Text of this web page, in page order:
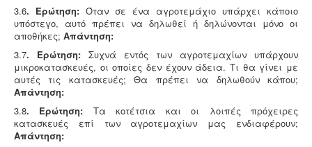
3.6. Ερώτηση: Όταν σε ένα αγροτεμάχιο υπάρχει κάποιο
υπόστεγο, αυτό πρέπει να δηλωθεί ή δηλώνονται μόνο οι
αποθήκες; Απάντηση:
3.7. Ερώτηση: Συχνά εντός των αγροτεμαχίων υπάρχουν
μικροκατασκευές, οι οποίες δεν έχουν άδεια. Τι θα γίνει με
αυτές τις κατασκευές; Θα πρέπει να δηλωθούν κάπου;
Απάντηση:
3.8. Ερώτηση: Τα κοτέτσια και οι λοιπές πρόχειρες
κατασκευές επί των αγροτεμαχίων μας ενδιαφέρουν;
Απάντηση: